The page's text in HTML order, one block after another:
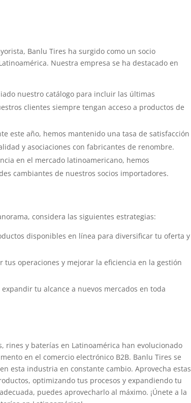
Banlu Tires ha surgido como un socio
Nuestra empresa se ha destacado en
nuestro catálogo para incluir las últimas
clientes siempre tengan acceso a productos de
este año, hemos mantenido una tasa de satisfacción
y asociaciones con fabricantes de renombre.
en el mercado latinoamericano, hemos
cambiantes de nuestros socios importadores.
considera las siguientes estrategias:
disponibles en línea para diversificar tu oferta y
tus operaciones y mejorar la eficiencia en la gestión
tu alcance a nuevos mercados en toda
rines y baterías en Latinoamérica han evolucionado
en el comercio electrónico B2B. Banlu Tires se
esta industria en constante cambio. Aprovecha estas
optimizando tus procesos y expandiendo tu
puedes aprovecharlo al máximo. ¡Únete a la